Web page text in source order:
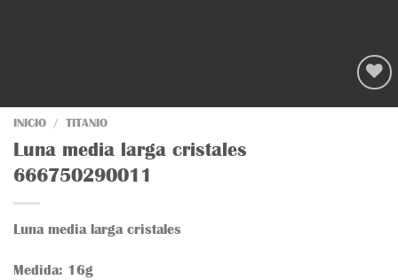
INICIO / TITANIO
Luna media larga cristales
666750290011
Luna media larga cristales
Medida: 16g